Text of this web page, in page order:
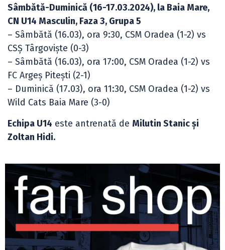
Sâmbătă-Duminică (16-17.03.2024), la Baia Mare,
CN U14 Masculin, Faza 3, Grupa 5
– Sâmbătă (16.03), ora 9:30, CSM Oradea (1-2) vs
CSȘ Târgoviște (0-3)
– Sâmbătă (16.03), ora 17:00, CSM Oradea (1-2) vs
FC Argeș Pitești (2-1)
– Duminică (17.03), ora 11:30, CSM Oradea (1-2) vs
Wild Cats Baia Mare (3-0)
Echipa U14 este antrenată de Milutin Stanic și
Zoltan Hidi.